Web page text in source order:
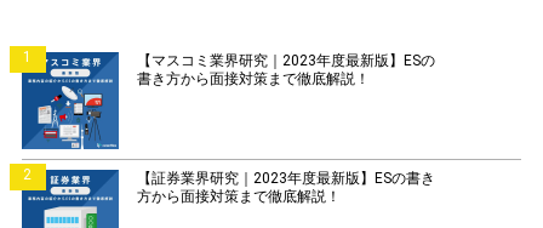
1
【マスコミ業界研究｜2023年度最新版】ESの
書き方から面接対策まで徹底解説！
2
【証券業界研究｜2023年度最新版】ESの書き
方から面接対策まで徹底解説！